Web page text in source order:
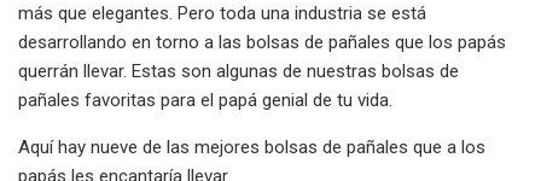
más que elegantes. Pero toda una industria se está
desarrollando en torno a las bolsas de pañales que los papás
querrán llevar. Estas son algunas de nuestras bolsas de
pañales favoritas para el papá genial de tu vida.
Aquí hay nueve de las mejores bolsas de pañales que a los
papás les encantaría llevar.